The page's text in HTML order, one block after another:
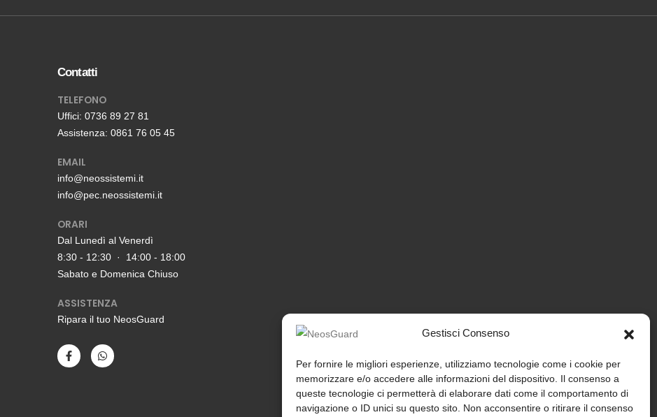
Gestisci Consenso
Per fornire le migliori esperienze, utilizziamo tecnologie come i cookie per
memorizzare e/o accedere alle informazioni del dispositivo. Il consenso a
queste tecnologie ci permetterà di elaborare dati come il comportamento di
navigazione o ID unici su questo sito. Non acconsentire o ritirare il consenso
Contatti
TELEFONO
Uffici: 0736 89 27 81
Assistenza: 0861 76 05 45
EMAIL
info@neossistemi.it
info@pec.neossistemi.it
ORARI
Dal Lunedì al Venerdì
8:30 - 12:30 · 14:00 - 18:00
Sabato e Domenica Chiuso
ASSISTENZA
Ripara il tuo NeosGuard